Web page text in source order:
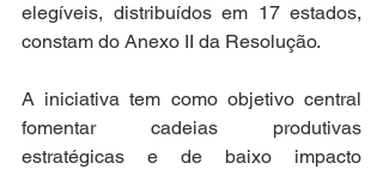
elegíveis, distribuídos em 17 estados,
constam do Anexo II da Resolução.
A iniciativa tem como objetivo central
fomentar cadeias produtivas
estratégicas e de baixo impacto